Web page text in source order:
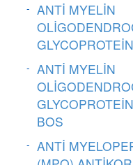
ANTİ MYELİN
ANTİ MYELİN
BOS
ANTİ